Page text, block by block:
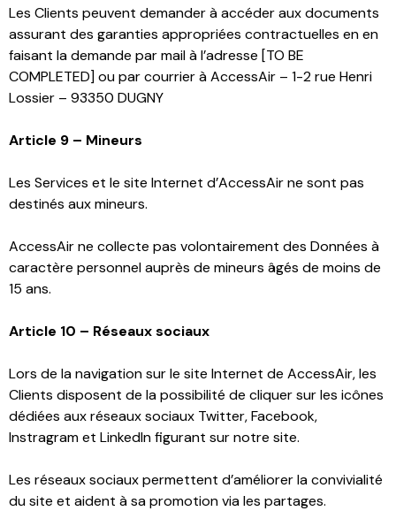
Les Clients peuvent demander à accéder aux documents
assurant des garanties appropriées contractuelles en en
faisant la demande par mail à l’adresse [TO BE
COMPLETED] ou par courrier à AccessAir – 1-2 rue Henri
Lossier – 93350 DUGNY
Article 9 – Mineurs
Les Services et le site Internet d’AccessAir ne sont pas
destinés aux mineurs.
AccessAir ne collecte pas volontairement des Données à
caractère personnel auprès de mineurs âgés de moins de
15 ans.
Article 10 – Réseaux sociaux
Lors de la navigation sur le site Internet de AccessAir, les
Clients disposent de la possibilité de cliquer sur les icônes
dédiées aux réseaux sociaux Twitter, Facebook,
Instragram et LinkedIn figurant sur notre site.
Les réseaux sociaux permettent d’améliorer la convivialité
du site et aident à sa promotion via les partages.